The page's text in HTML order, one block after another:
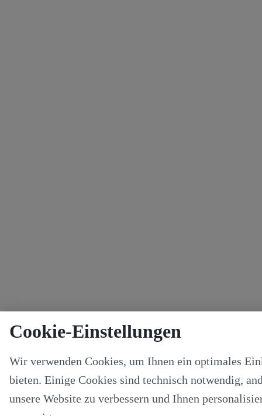
Cookie-Einstellungen
Wir verwenden Cookies, um Ihnen ein optimales
bieten. Einige Cookies sind technisch notwendig,
unsere Website zu verbessern und Ihnen